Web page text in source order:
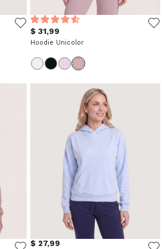
$ 31,99
Hoodie Unicolor
$ 27,99